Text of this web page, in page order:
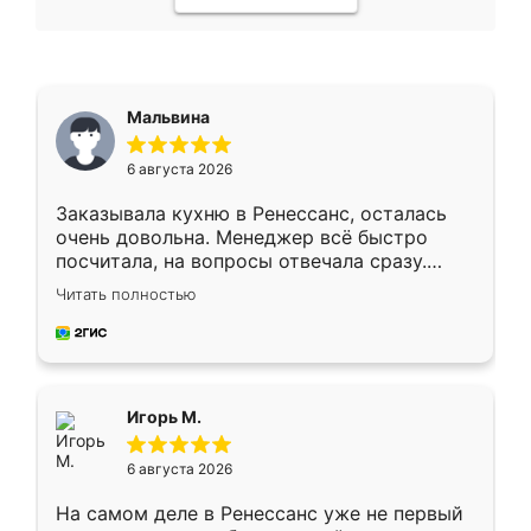
Мальвина
6 августа 2026
Заказывала кухню в Ренессанс, осталась
очень довольна. Менеджер всё быстро
посчитала, на вопросы отвечала сразу.
Замерщик приехал в субботу, подошёл к
делу со всей ответственностью. Собрали
за день, ребята работали аккуратно, даже
Читать полностью
Игорь М.
6 августа 2026
На самом деле в Ренессанс уже не первый